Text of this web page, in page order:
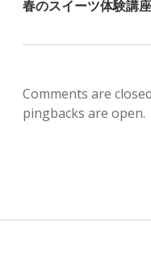
春のスイーツ体験講
Comments are
pingbacks are open.